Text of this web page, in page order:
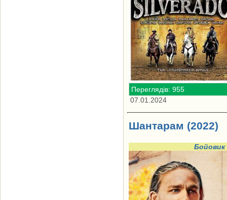
Переглядів: 955
07.01.2024
Шантарам (2022)
Бойовик